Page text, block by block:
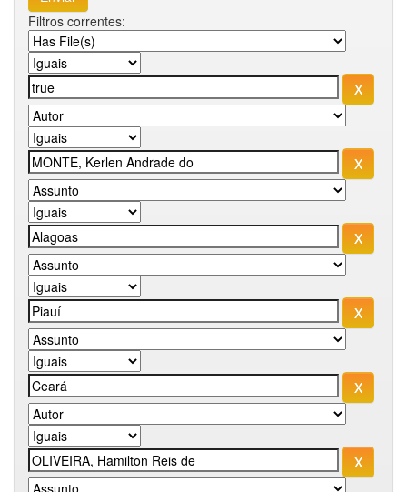
Filtros correntes: